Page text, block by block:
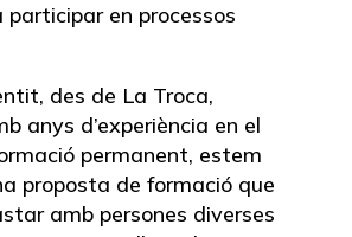
en processos
des de La Troca,
anys d’experiència en el
permanent, estem
proposta de formació que
amb persones diverses